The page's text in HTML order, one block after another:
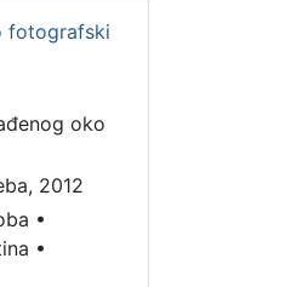
fotografski
oko
2012
•
•